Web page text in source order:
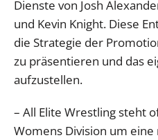
Dienste von Josh
und Kevin Knight. Diese
die Strategie der
zu präsentieren und das
aufzustellen.
– All Elite Wrestling steht
Womens Division um